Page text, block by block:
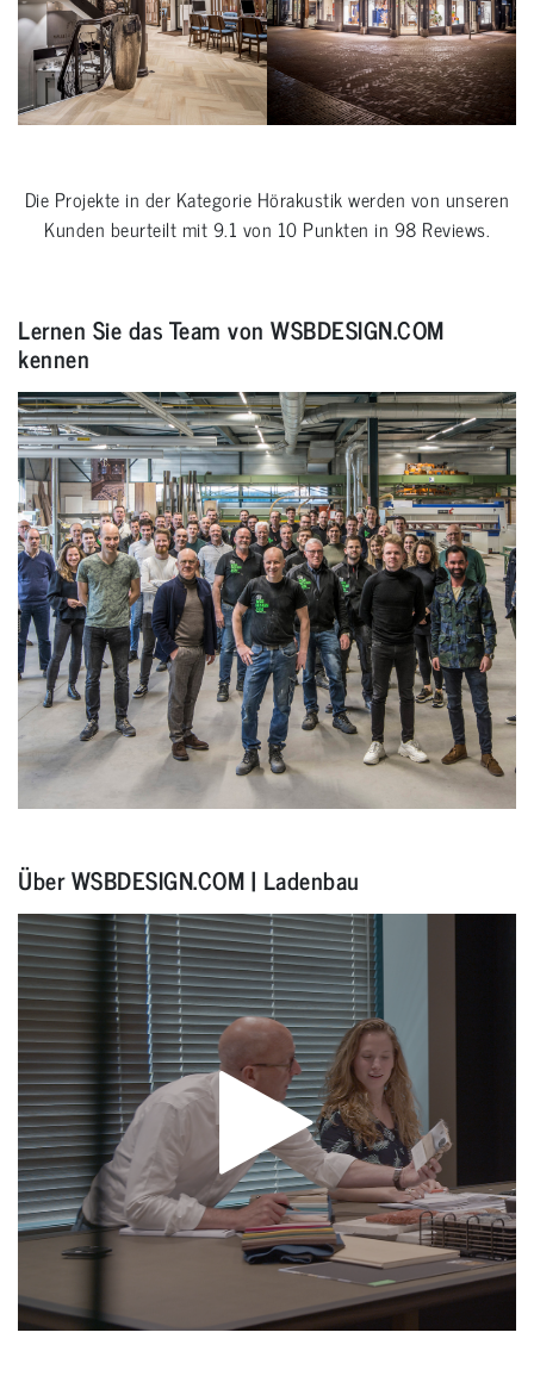
Die Projekte in der Kategorie Hörakustikwerden von unseren
Kunden beurteilt mit9.1 von 10 Punkten in 98 Reviews.
Lernen Sie das Team von WSBDESIGN.COM
kennen
Über WSBDESIGN.COM | Ladenbau